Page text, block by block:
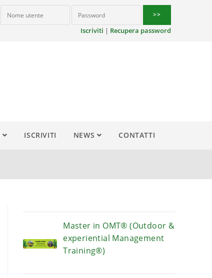
Iscriviti | Recupera password
ISCRIVITI NEWS CONTATTI
Master in OMT® (Outdoor &
experiential Management
Training®)